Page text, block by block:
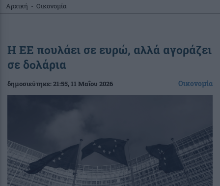
Αρχική - Οικονομία
Η ΕΕ πουλάει σε ευρώ, αλλά αγοράζει
σε δολάρια
δημοσιεύτηκε:21:55, 11 Μαΐου 2026 Οικονομία